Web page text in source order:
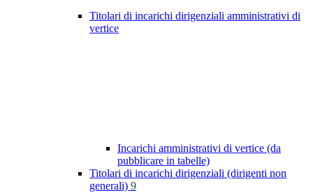
Titolari di incarichi dirigenziali amministrativi di
vertice
Incarichi amministrativi di vertice (da
pubblicare in tabelle)
Titolari di incarichi dirigenziali (dirigenti non
generali) 9